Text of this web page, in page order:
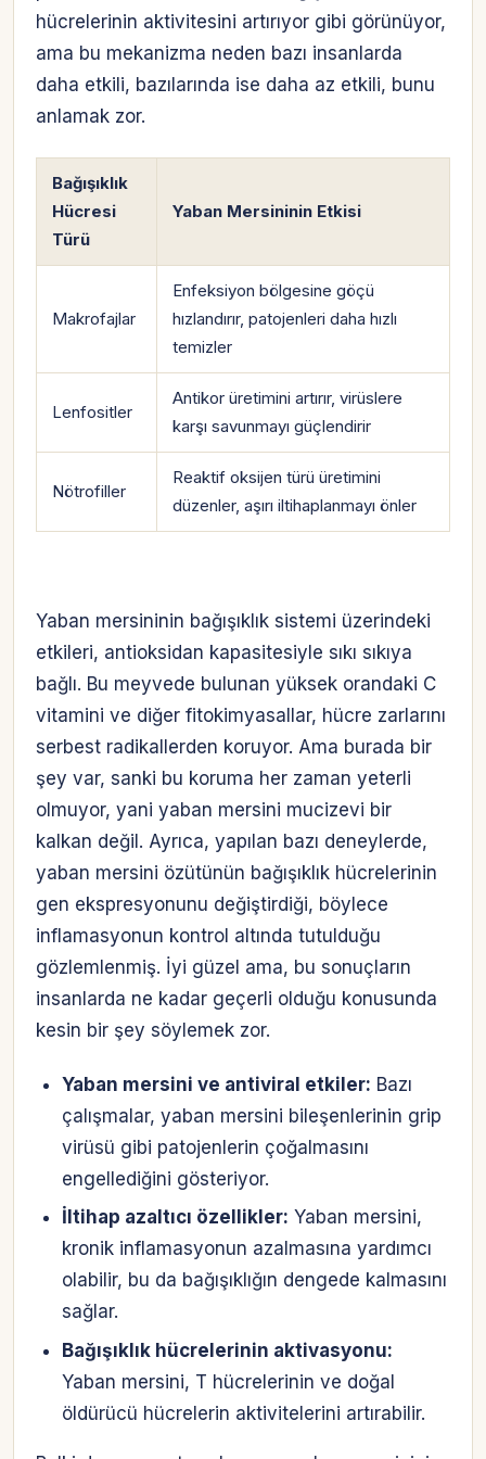
hücrelerinin aktivitesini artırıyor gibi görünüyor,
ama bu mekanizma neden bazı insanlarda
daha etkili, bazılarında ise daha az etkili, bunu
anlamak zor.
Bağışıklık
Hücresi
Türü
Yaban Mersininin Etkisi
Makrofajlar
Enfeksiyon bölgesine göçü
hızlandırır, patojenleri daha hızlı
temizler
Lenfositler
Antikor üretimini artırır, virüslere
karşı savunmayı güçlendirir
Nötrofiller
Reaktif oksijen türü üretimini
düzenler, aşırı iltihaplanmayı önler
Yaban mersininin bağışıklık sistemi üzerindeki
etkileri, antioksidan kapasitesiyle sıkı sıkıya
bağlı. Bu meyvede bulunan yüksek orandaki C
vitamini ve diğer fitokimyasallar, hücre zarlarını
serbest radikallerden koruyor. Ama burada bir
şey var, sanki bu koruma her zaman yeterli
olmuyor, yani yaban mersini mucizevi bir
kalkan değil. Ayrıca, yapılan bazı deneylerde,
yaban mersini özütünün bağışıklık hücrelerinin
gen ekspresyonunu değiştirdiği, böylece
inflamasyonun kontrol altında tutulduğu
gözlemlenmiş. İyi güzel ama, bu sonuçların
insanlarda ne kadar geçerli olduğu konusunda
kesin bir şey söylemek zor.
Yaban mersini ve antiviral etkiler: Bazı
çalışmalar, yaban mersini bileşenlerinin grip
virüsü gibi patojenlerin çoğalmasını
engellediğini gösteriyor.
İltihap azaltıcı özellikler: Yaban mersini,
kronik inflamasyonun azalmasına yardımcı
olabilir, bu da bağışıklığın dengede kalmasını
sağlar.
Bağışıklık hücrelerinin aktivasyonu:
Yaban mersini, T hücrelerinin ve doğal
öldürücü hücrelerin aktivitelerini artırabilir.